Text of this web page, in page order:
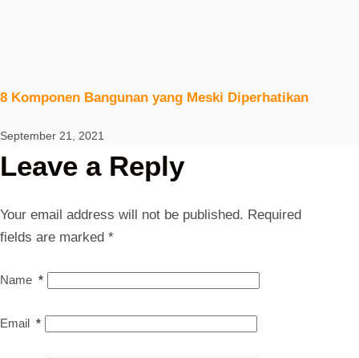
8 Komponen Bangunan yang Meski Diperhatikan
September 21, 2021
Leave a Reply
Your email address will not be published. Required
fields are marked *
Name *
Email *